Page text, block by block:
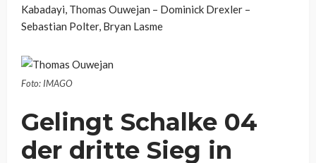
Kabadayi, Thomas Ouwejan – Dominick Drexler –
Sebastian Polter, Bryan Lasme
Foto: IMAGO
Gelingt Schalke 04
der dritte Sieg in